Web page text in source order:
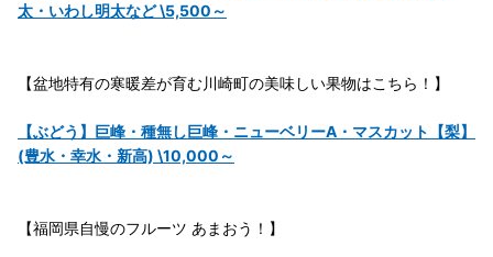
太・いわし明太など \5,500～
【盆地特有の寒暖差が育む川崎町の美味しい果物はこちら！】
【ぶどう】巨峰・種無し巨峰・ニューベリーA・マスカット【梨】
(豊水・幸水・新高) \10,000～
【福岡県自慢のフルーツ あまおう！】